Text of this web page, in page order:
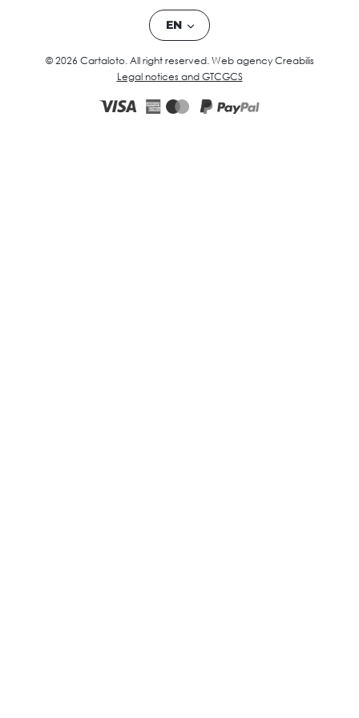
EN
© 2026 Cartaloto. All right reserved. Web agency Creabilis
Legal notices and GTCGCS